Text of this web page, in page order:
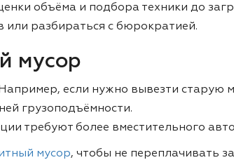
объёма и подбора техники до
или разбираться с бюрократией.
мусор
если нужно вывезти старую
грузоподъёмности.
требуют более вместительного
мусор, чтобы не переплачивать